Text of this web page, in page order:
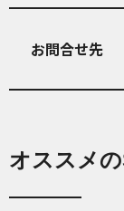
お問合せ先
オススメ